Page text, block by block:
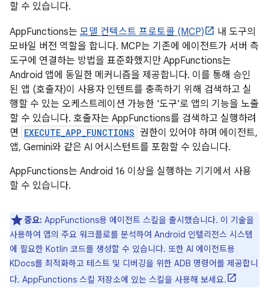
할 수 있습니다.
AppFunctions는 모델 컨텍스트 프로토콜 (MCP)
내 도구의
모바일 버전 역할을 합니다. MCP는 기존에 에이전트가 서버 측
도구에 연결하는 방법을 표준화했지만 AppFunctions는
Android 앱에 동일한 메커니즘을 제공합니다. 이를 통해 승인
된 앱 (호출자)이 사용자 인텐트를 충족하기 위해 검색하고 실
행할 수 있는 오케스트레이션 가능한 '도구'로 앱의 기능을 노출
할 수 있습니다. 호출자는 AppFunctions를 검색하고 실행하려
면
EXECUTE_APP_FUNCTIONS 권한이 있어야 하며 에이전트,
앱, Gemini와 같은 AI 어시스턴트를 포함할 수 있습니다.
AppFunctions는 Android 16 이상을 실행하는 기기에서 사용
할 수 있습니다.
중요: AppFunctions용 에이전트 스킬을 출시했습니다. 이 기술을
사용하여 앱의 주요 워크플로를 분석하여 Android 인텔리전스 시스템
에 필요한 Kotlin 코드를 생성할 수 있습니다. 또한 AI 에이전트용
KDocs를 최적화하고 테스트 및 디버깅을 위한 ADB 명령어를 제공합니
다. AppFunctions 스킬 저장소에 있는 스킬을 사용해 보세요.